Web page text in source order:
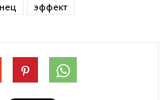
эффект